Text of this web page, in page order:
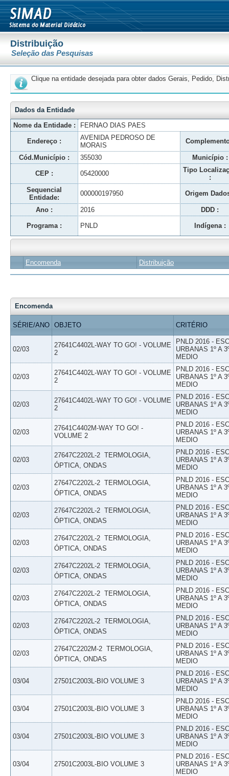
Distribuição
Seleção das Pesquisas
Clique na entidade desejada para obter dados Gerais, Pedido,
Dados da Entidade
Nome da Entidade :
FERNAO DIAS PAES
Endereço :
AVENIDA PEDROSO DE
MORAIS
Cód.Município : 355030 Município :
CEP : 05420000
Tipo
:
Sequencial
Entidade:
000000197950 Origem
Ano : 2016 DDD :
Programa : PNLD Indígena :
Encomenda Distribuição
Encomenda
SÉRIE/ANO OBJETO CRITÉRIO
02/03
27641C4402L-WAY TO GO! - VOLUME
2
PNLD 2016 -
URBANAS 1º A
MEDIO
02/03
27641C4402L-WAY TO GO! - VOLUME
2
PNLD 2016 -
URBANAS 1º A
MEDIO
02/03
27641C4402L-WAY TO GO! - VOLUME
2
PNLD 2016 -
URBANAS 1º A
MEDIO
02/03
27641C4402M-WAY TO GO! -
VOLUME 2
PNLD 2016 -
URBANAS 1º A
MEDIO
02/03
27647C2202L-2  TERMOLOGIA,
ÓPTICA, ONDAS
PNLD 2016 -
URBANAS 1º A
MEDIO
02/03
27647C2202L-2  TERMOLOGIA,
ÓPTICA, ONDAS
PNLD 2016 -
URBANAS 1º A
MEDIO
02/03
27647C2202L-2  TERMOLOGIA,
ÓPTICA, ONDAS
PNLD 2016 -
URBANAS 1º A
MEDIO
02/03
27647C2202L-2  TERMOLOGIA,
ÓPTICA, ONDAS
PNLD 2016 -
URBANAS 1º A
MEDIO
02/03
27647C2202L-2  TERMOLOGIA,
ÓPTICA, ONDAS
PNLD 2016 -
URBANAS 1º A
MEDIO
02/03
27647C2202L-2  TERMOLOGIA,
ÓPTICA, ONDAS
PNLD 2016 -
URBANAS 1º A
MEDIO
02/03
27647C2202L-2  TERMOLOGIA,
ÓPTICA, ONDAS
PNLD 2016 -
URBANAS 1º A
MEDIO
02/03
27647C2202M-2  TERMOLOGIA,
ÓPTICA, ONDAS
PNLD 2016 -
URBANAS 1º A
MEDIO
03/04 27501C2003L-BIO VOLUME 3
PNLD 2016 -
URBANAS 1º A
MEDIO
03/04 27501C2003L-BIO VOLUME 3
PNLD 2016 -
URBANAS 1º A
MEDIO
03/04 27501C2003L-BIO VOLUME 3
PNLD 2016 -
URBANAS 1º A
MEDIO
03/04 27501C2003L-BIO VOLUME 3
PNLD 2016 -
URBANAS 1º A
MEDIO